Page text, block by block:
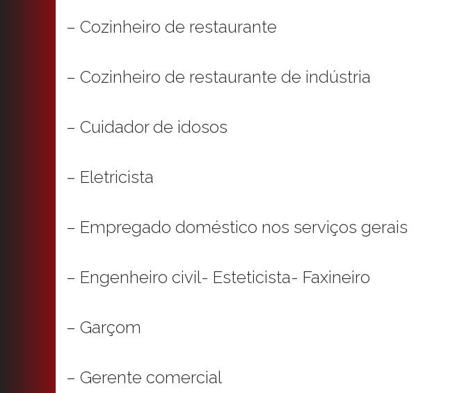
– Cozinheiro de restaurante
– Cozinheiro de restaurante de indústria
– Cuidador de idosos
– Eletricista
– Empregado doméstico nos serviços gerais
– Engenheiro civil- Esteticista- Faxineiro
– Garçom
– Gerente comercial